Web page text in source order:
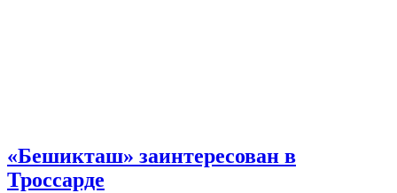
«Бешикташ» заинтересован в
Троссарде